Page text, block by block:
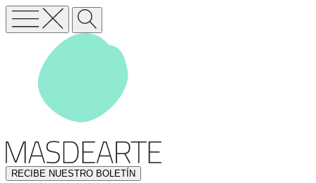
RECIBE NUESTRO BOLETÍN